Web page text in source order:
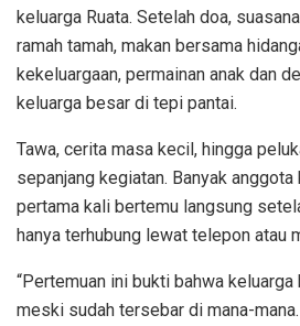
keluarga Ruata. Setelah doa,
ramah tamah, makan bersama
kekeluargaan, permainan anak dan
keluarga besar di tepi pantai.
Tawa, cerita masa kecil, hingga
sepanjang kegiatan. Banyak anggota
pertama kali bertemu langsung
hanya terhubung lewat telepon atau
“Pertemuan ini bukti bahwa
meski sudah tersebar di mana-